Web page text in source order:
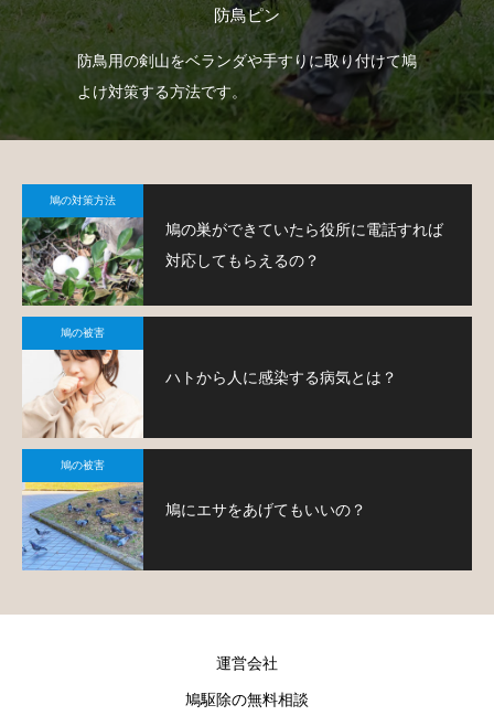
防鳥ピン
防鳥用の剣山をベランダや手すりに取り付けて鳩
よけ対策する方法です。
鳩の対策方法
鳩の巣ができていたら役所に電話すれば
対応してもらえるの？
鳩の被害
ハトから人に感染する病気とは？
鳩の被害
鳩にエサをあげてもいいの？
運営会社
鳩駆除の無料相談